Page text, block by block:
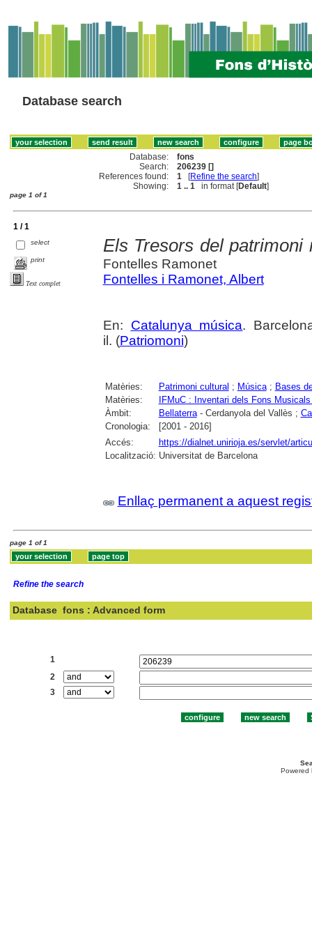
Database search
Database:
fons
Search:
206239 []
References found:
1 [Refine the search]
Showing:
1 .. 1 in format [Default]
page 1 of 1
1 / 1
select
print
Text complet
Els Tresors del
Fontelles Ramonet
Fontelles i Ramonet, Albert
En: Catalunya música.
il. (Patriomoni)
Matèries: Patrimoni cultural ; Música; Bases
Matèries:
IFMuC : Inventari dels Fons
Àmbit:
Bellaterra- Cerdanyola del Vallès ;
Cronologia:
[2001 - 2016]
Accés:
https://dialnet.unirioja.es/servlet/
Localització: Universitat de Barcelona
Enllaç permanent a aquest
page 1 of 1
Refine the search
Database fons : Advanced form
1
2
3